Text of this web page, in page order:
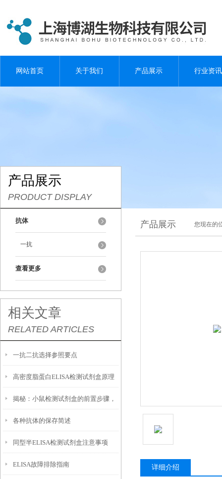
网站首页 关于我们 产品展示 行业资讯
产品展示
PRODUCT DISPLAY
抗体
一抗
查看更多
相关文章
RELATED ARTICLES
一抗二抗选择参照要点
高密度脂蛋白ELISA检测试剂盒原理
及几个方面
揭秘：小鼠检测试剂盒的前置步骤，
你做对了吗？
各种抗体的保存简述
同型半ELISA检测试剂盒注意事项
ELISA故障排除指南
产品展示 您现在的
详细介绍